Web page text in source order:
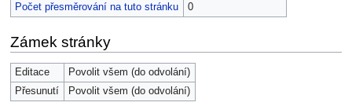
Počet přesměrování na tuto stránku
0
Zámek stránky
Editace
Povolit všem (do odvolání)
Přesunutí
Povolit všem (do odvolání)